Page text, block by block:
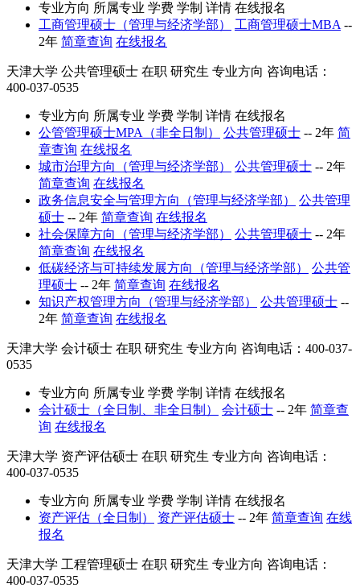
专业方向 所属专业 学费 学制 详情 在线报名
工商管理硕士（管理与经济学部）
工商管理硕士MBA --
2年 简章查询 在线报名
天津大学 公共管理硕士 在职 研究生 专业方向 咨询电话：
400-037-0535
专业方向 所属专业 学费 学制 详情 在线报名
公管管理硕士MPA（非全日制）
公共管理硕士 -- 2年 简
章查询 在线报名
城市治理方向（管理与经济学部）
公共管理硕士 -- 2年
简章查询 在线报名
政务信息安全与管理方向（管理与经济学部）
公共管理
硕士 -- 2年 简章查询 在线报名
社会保障方向（管理与经济学部）
公共管理硕士 -- 2年
简章查询 在线报名
低碳经济与可持续发展方向（管理与经济学部）
公共管
理硕士 -- 2年 简章查询 在线报名
知识产权管理方向（管理与经济学部）
公共管理硕士 --
2年 简章查询 在线报名
天津大学 会计硕士 在职 研究生 专业方向 咨询电话：400-037-
0535
专业方向 所属专业 学费 学制 详情 在线报名
会计硕士（全日制、非全日制）
会计硕士 -- 2年 简章查
询 在线报名
天津大学 资产评估硕士 在职 研究生 专业方向 咨询电话：
400-037-0535
专业方向 所属专业 学费 学制 详情 在线报名
资产评估（全日制）
资产评估硕士 -- 2年 简章查询 在线
报名
天津大学 工程管理硕士 在职 研究生 专业方向 咨询电话：
400-037-0535